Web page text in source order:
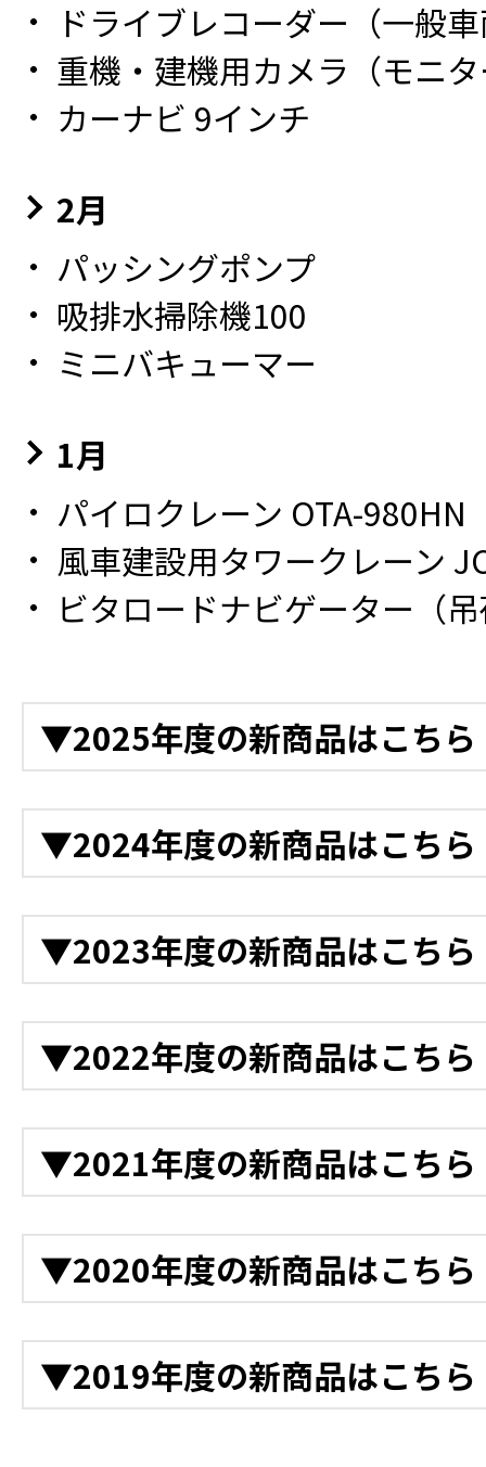
ドライブレコーダー（一般
重機・建機用カメラ（モニ
カーナビ 9インチ
2月
パッシングポンプ
吸排水掃除機100
ミニバキューマー
1月
パイロクレーン OTA-980HN
風車建設用タワークレーン
ビタロードナビゲーター（
▼2025年度の新商品はこちら
12月
衝突被害軽減アシスト装
後付け衝突軽減システム
ラ
ホー
11月
ゲート付きカゴ台車
クローラー台車
アルカートスカイ
10月
▼2024年度の新商品はこちら
12月
電動バックホー
電動ドライコンプレッサ
電動ランマー
電動プレート
11月
電動階段運搬車 NEO電ネ
バッテリー式運搬車
充電式バッテリー工具 4
▼2023年度の新商品はこちら
12月
軌陸Vダンプ D-1628
軌陸バックホー
鉄道用LED投光機
11月
トンネル点検プラットフ
高所作業車 トラック式 バ
高所作業車 トラック式
▼2022年度の新商品はこちら
12月
アルミ製収納庫台車
ハンドパレット（自走式
フォークリフト
11月
▼2021年度の新商品はこちら
12月
衝突警報装置（高所作業
クラウドカメラ
▼2020年度の新商品はこちら
12月
デジタル温度計
▼2019年度の新商品はこちら